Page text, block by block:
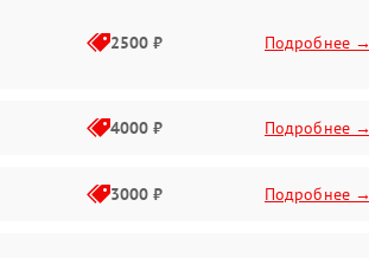
2500 ₽ Подробнее →
4000 ₽ Подробнее →
3000 ₽ Подробнее →